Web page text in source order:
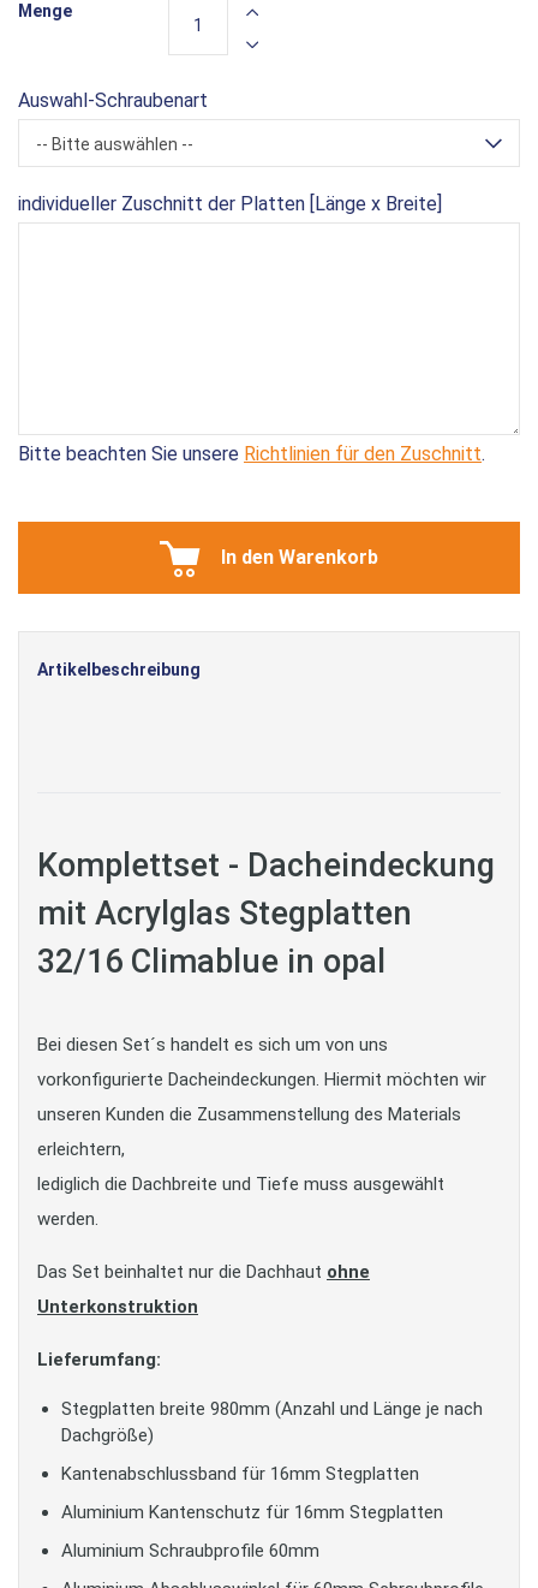
Auswahl-Schraubenart
-- Bitte auswählen --
individueller Zuschnitt der Platten [Länge x Breite]
Bitte beachten Sie unsere Richtlinien für den Zuschnitt.
Menge
In den Warenkorb
Artikelbeschreibung
Komplettset - Dacheindeckung
mit Acrylglas Stegplatten
32/16 Climablue in opal
Bei diesen Set´s handelt es sich um von uns
vorkonfigurierte Dacheindeckungen. Hiermit möchten wir
unseren Kunden die Zusammenstellung des Materials
erleichtern,
lediglich die Dachbreite und Tiefe muss ausgewählt
werden.
Das Set beinhaltet nur die Dachhaut ohne
Unterkonstruktion
Lieferumfang:
Stegplatten breite 980mm (Anzahl und Länge je nach
Dachgröße)
Kantenabschlussband für 16mm Stegplatten
Aluminium Kantenschutz für 16mm Stegplatten
Aluminium Schraubprofile 60mm